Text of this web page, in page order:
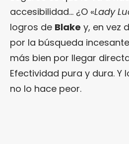
accesibilidad… ¿O «Lady
logros de Blake y, en vez
por la búsqueda
más bien por llegar
Efectividad pura y dura. Y
no lo hace peor.